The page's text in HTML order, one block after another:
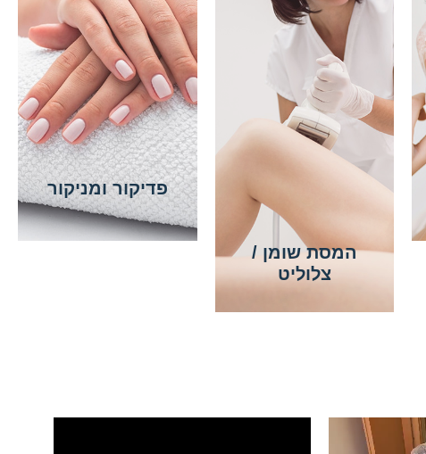
המסת שומן /
צלוליט
פדיקור ומניקור